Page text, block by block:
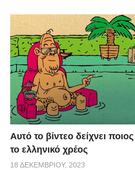
Αυτό το βίντεο δείχνει
το ελληνικό χρέος
18 ΔΕΚΕΜΒΡΊΟΥ, 2023